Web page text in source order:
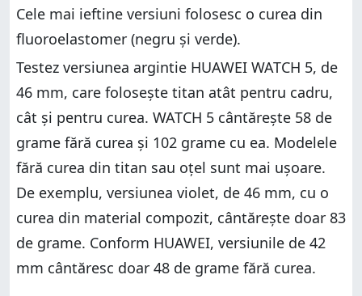
Cele mai ieftine versiuni folosesc o curea din
fluoroelastomer (negru și verde).
Testez versiunea argintie HUAWEI WATCH 5, de
46 mm, care folosește titan atât pentru cadru,
cât și pentru curea. WATCH 5 cântărește 58 de
grame fără curea și 102 grame cu ea. Modelele
fără curea din titan sau oțel sunt mai ușoare.
De exemplu, versiunea violet, de 46 mm, cu o
curea din material compozit, cântărește doar 83
de grame. Conform HUAWEI, versiunile de 42
mm cântăresc doar 48 de grame fără curea.